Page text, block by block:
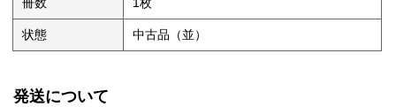
状態 中古品（並）
発送について